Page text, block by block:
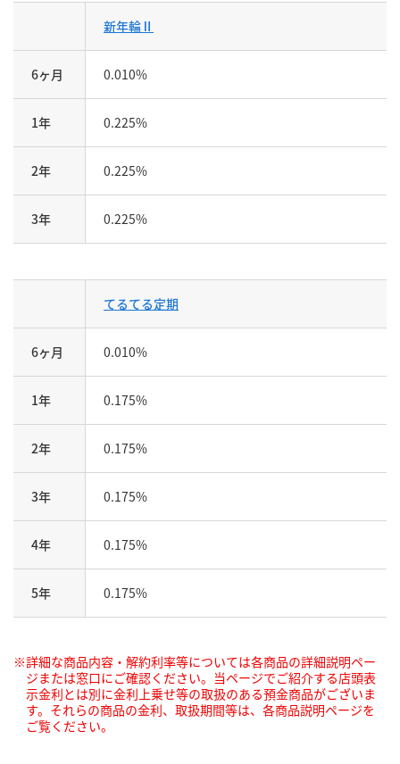
新年輪Ⅱ
6ヶ月 0.010%
1年 0.225%
2年 0.225%
3年 0.225%
てるてる定期
6ヶ月 0.010%
1年 0.175%
2年 0.175%
3年 0.175%
4年 0.175%
5年 0.175%
詳細な商品内容・解約利率等については各商品の詳細説明ペー
ジまたは窓口にご確認ください。当ページでご紹介する店頭表
示金利とは別に金利上乗せ等の取扱のある預金商品がございま
す。それらの商品の金利、取扱期間等は、各商品説明ページを
ご覧ください。